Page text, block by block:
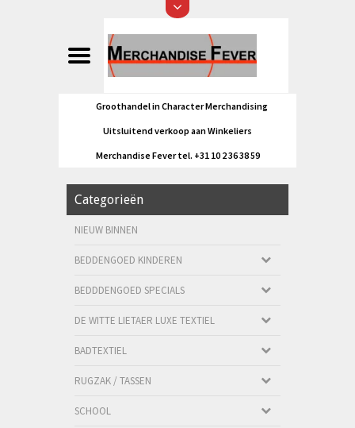
Groothandel in Character Merchandising
Uitsluitend verkoop aan Winkeliers
Merchandise Fever tel. +31 10 2 36 38 59
Categorieën
NIEUW BINNEN
BEDDENGOED KINDEREN
BEDDDENGOED SPECIALS
DE WITTE LIETAER LUXE TEXTIEL
BADTEXTIEL
RUGZAK / TASSEN
SCHOOL